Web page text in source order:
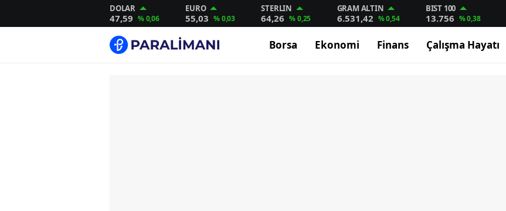
DOLAR
47,59 % 0,06
EURO
55,03 % 0,03
STERLIN
64,26 % 0,25
GRAM ALTIN
6.531,42 % 0,54
BIST 100
13.756 % 0,38
Borsa Ekonomi Finans Çalışma Hayatı